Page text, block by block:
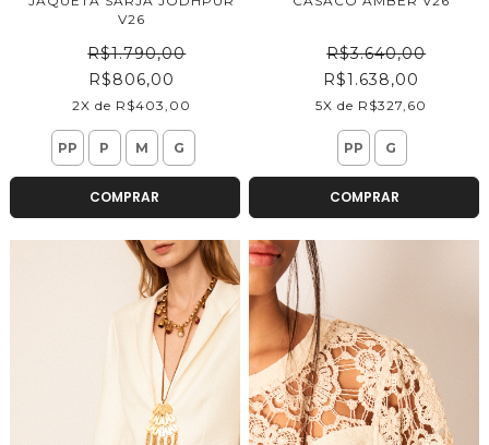
V26
R$1.790,00
R$806,00
2X de R$403,00
PP P M G
COMPRAR
R$3.640,00
R$1.638,00
5X de R$327,60
PP G
COMPRAR